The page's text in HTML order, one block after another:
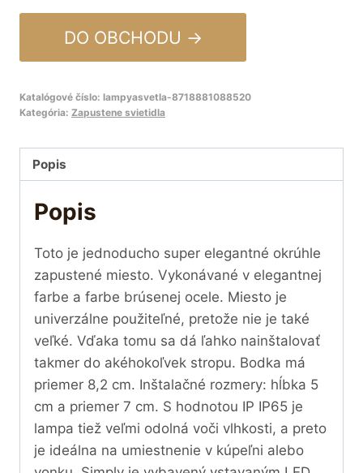
DO OBCHODU →
Katalógové číslo: lampyasvetla-8718881088520
Kategória: Zapustene svietidla
Popis
Popis
Toto je jednoducho super elegantné okrúhle
zapustené miesto. Vykonávané v elegantnej
farbe a farbe brúsenej ocele. Miesto je
univerzálne použiteľné, pretože nie je také
veľké. Vďaka tomu sa dá ľahko nainštalovať
takmer do akéhokoľvek stropu. Bodka má
priemer 8,2 cm. Inštalačné rozmery: hĺbka 5
cm a priemer 7 cm. S hodnotou IP IP65 je
lampa tiež veľmi odolná voči vlhkosti, a preto
je ideálna na umiestnenie v kúpeľni alebo